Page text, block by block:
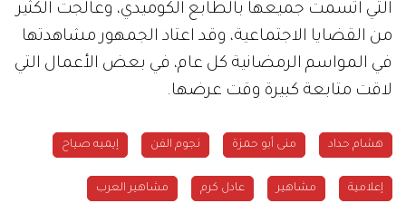
التي اتسمت جميعها بالطابع الكوميدي، وعالجت الكثير
من القضايا الاجتماعية، وقد اعتاد الجمهور مشاهدتها
في المواسم الرمضانية كل عام، في بعض الأعمال التي
لاقت متابعة كبيرة وقت عرضها.
هشام حداد منى أبو حمزة نجوم الفن إيميه صياح
إعلامية مشاهير عادل كرم مشاهير العرب